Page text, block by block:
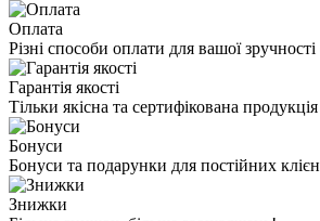
Оплата
Різні способи оплати для вашої
Гарантія якості
Тільки якісна та сертифікована продукція
Бонуси
Бонуси та подарунки для постійних
Знижки